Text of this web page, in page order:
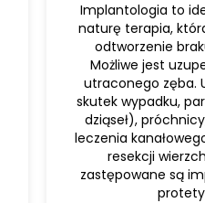
Implantologia to
naturę terapia,
odtworzenie
Możliwe jest
utraconego zęba.
skutek wypadku,
dziąseł),
leczenia
resekcji
zastępowane są